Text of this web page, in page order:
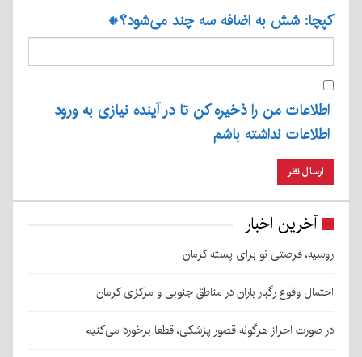
کپچا: شش به اضافه سه چند می‌شود؟*
اطلاعات من را ذخیره کن تا در آینده نیازی به ورود
اطلاعات نداشته باشم
آخرین اخبار
روسیه، فرصتی نو برای پسته کرمان
احتمال وقوع رگبار باران در مناطق جنوبی و مرکزی کرمان
در صورت احراز هرگونه قصور پزشکی، قطعا برخورد می‌کنیم